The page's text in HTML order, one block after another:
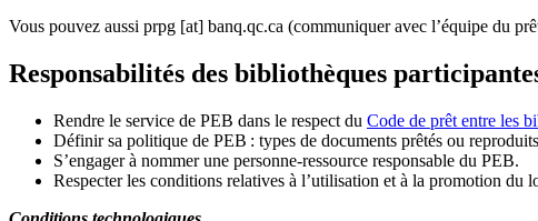
Vous pouvez aussi prpg [at] banq.qc.ca (communiquer avec l’équipe du
Responsabilités des bibliothèques
Rendre le service de PEB dans le respect du Code de prêt entre les
Définir sa politique de PEB : types de documents prêtés ou
S’engager à nommer une personne-ressource responsable du PEB.
Respecter les conditions relatives à l’utilisation et à la promotion du